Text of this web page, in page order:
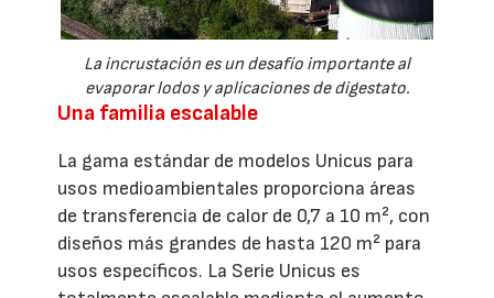
La incrustación es un desafío importante al
evaporar lodos y aplicaciones de digestato.
Una familia escalable
La gama estándar de modelos Unicus para
usos medioambientales proporciona áreas
de transferencia de calor de 0,7 a 10 m², con
diseños más grandes de hasta 120 m² para
usos específicos. La Serie Unicus es